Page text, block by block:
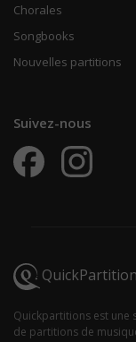
Chorales
Songbooks
Nouvelles partitions
Suivez-nous
Quickpartitions est une
de partitions de